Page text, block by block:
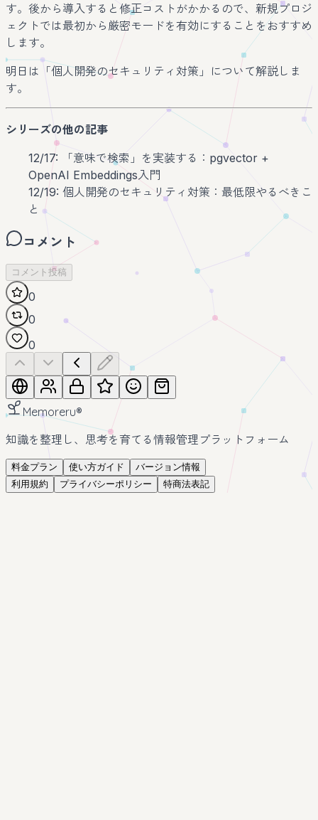
す。後から導入すると修正コストがかかるので、新規プロジ
ェクトでは最初から厳密モードを有効にすることをおすすめ
します。
明日は「個人開発のセキュリティ対策」について解説しま
す。
シリーズの他の記事
12/17: 「意味で検索」を実装する：pgvector +
OpenAI Embeddings入門
12/19: 個人開発のセキュリティ対策：最低限やるべきこ
と
コメント
コメント投稿
0
0
0
Memoreru®
知識を整理し、思考を育てる情報管理プラットフォーム
料金プラン 使い方ガイド
バージョン情報
利用規約
プライバシーポリシー 特商法表記